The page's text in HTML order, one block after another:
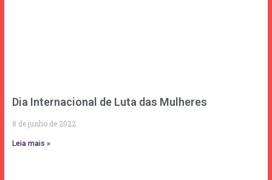
Dia Internacional de Luta das Mulheres
8 de junho de 2022
Leia mais »